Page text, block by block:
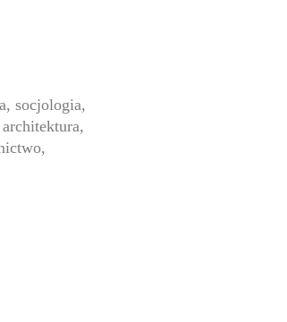
socjologia,